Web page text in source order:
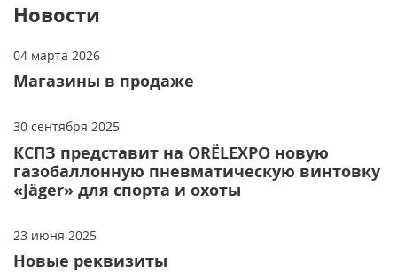
Новости
04 марта 2026
Магазины в продаже
30 сентября 2025
КСПЗ представит на ORЁLEXPO новую
газобаллонную пневматическую винтовку
«Jäger» для спорта и охоты
23 июня 2025
Новые реквизиты